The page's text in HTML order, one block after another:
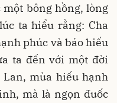
bông hồng, lòng
ta hiểu rằng: Cha
phúc và báo hiếu
ta đến với một đời
mùa hiếu hạnh
mà là ngọn đuốc